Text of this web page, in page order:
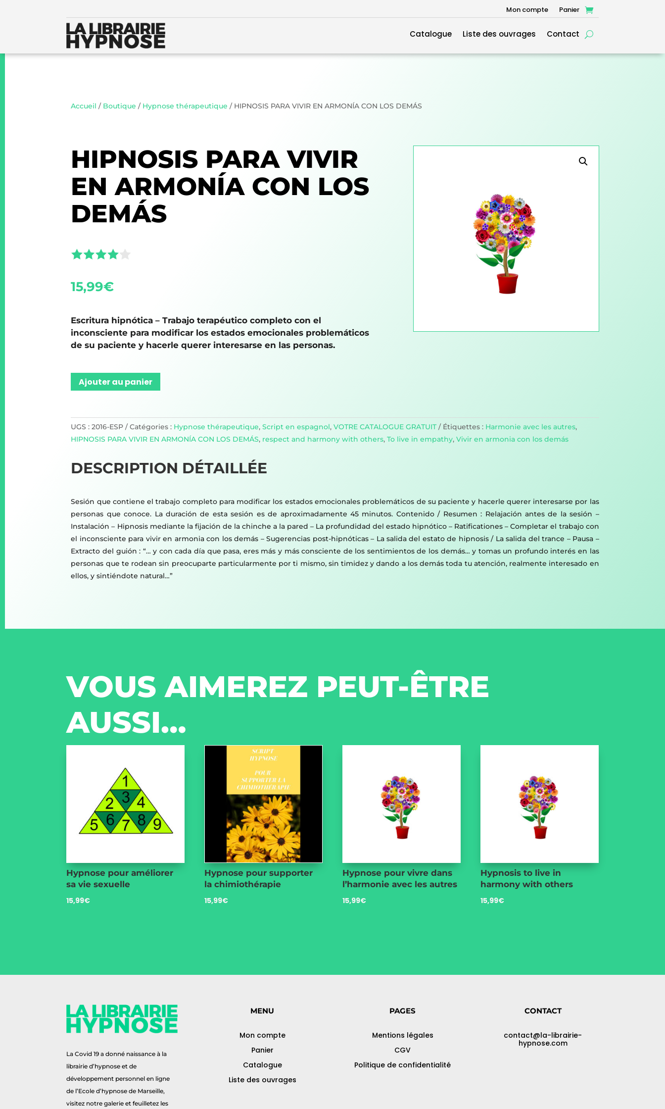
Mon compte Panier
Catalogue Liste des ouvrages Contact
Accueil / Boutique / Hypnose thérapeutique / HIPNOSIS PARA VIVIR EN ARMONÍA CON LOS DEMÁS
HIPNOSIS PARA VIVIR
EN ARMONÍA CON LOS
DEMÁS
15,99€
Escritura hipnótica – Trabajo terapéutico completo con el
inconsciente para modificar los estados emocionales problemáticos
de su paciente y hacerle querer interesarse en las personas.
Ajouter au panier
UGS :2016-ESP Catégories : Hypnose thérapeutique,Script en espagnol,VOTRE CATALOGUE GRATUIT Étiquettes : Harmonie avec les autres,
HIPNOSIS PARA VIVIR EN ARMONÍA CON LOS DEMÁS, respect and harmony with others,To live in empathy,Vivir en armonia con los demás
DESCRIPTION DÉTAILLÉE
Sesión que contiene el trabajo completo para modificar los estados emocionales problemáticos de su paciente y hacerle querer interesarse por las
personas que conoce. La duración de esta sesión es de aproximadamente 45 minutos. Contenido / Resumen : Relajación antes de la sesión –
Instalación – Hipnosis mediante la fijación de la chinche a la pared – La profundidad del estado hipnótico – Ratificationes – Completar el trabajo con
el inconsciente para vivir en armonia con los demás – Sugerencias post-hipnóticas – La salida del estato de hipnosis / La salida del trance – Pausa –
Extracto del guión : “… y con cada día que pasa, eres más y más consciente de los sentimientos de los demás… y tomas un profundo interés en las
personas que te rodean sin preocuparte particularmente por ti mismo, sin timidez y dando a los demás toda tu atención, realmente interesado en
ellos, y sintiéndote natural…”
VOUS AIMEREZ PEUT-ÊTRE
AUSSI…
Hypnose pour améliorer
sa vie sexuelle
15,99€
Hypnose pour supporter
la chimiothérapie
15,99€
Hypnose pour vivre dans
l’harmonie avec les autres
15,99€
Hypnosis to live in
harmony with others
15,99€
La Covid 19 a donné naissance à la
librairie d’hypnose et de
développement personnel en ligne
de l’Ecole d’hypnose de Marseille,
visitez notre galerie et feuilletez les
MENU
Mon compte
Panier
Catalogue
Liste des ouvrages
PAGES
Mentions légales
CGV
Politique de confidentialité
CONTACT
contact@la-librairie-
hypnose.com